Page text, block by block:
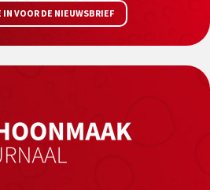
IN VOOR DE NIEUWSBRIEF